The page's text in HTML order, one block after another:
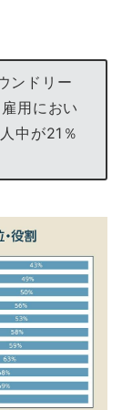
ンドリー
用におい
中が21％